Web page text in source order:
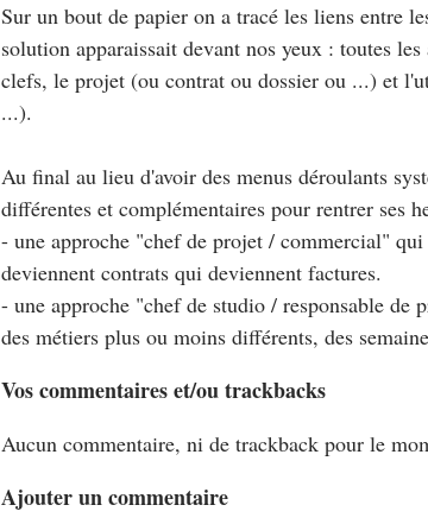
Sur un bout de papier on a tracé les liens entre
solution apparaissait devant nos yeux : toutes
clefs, le projet (ou contrat ou dossier ou ...) et
...).
Au final au lieu d'avoir des menus déroulants
différentes et complémentaires pour rentrer ses
- une approche "chef de projet / commercial"
deviennent contrats qui deviennent factures.
- une approche "chef de studio / responsable de
des métiers plus ou moins différents, des
Vos commentaires et/ou trackbacks
Aucun commentaire, ni de trackback pour le
Ajouter un commentaire